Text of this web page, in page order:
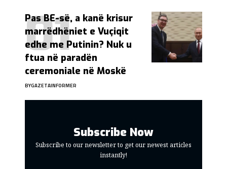
Pas BE-së, a kanë krisur
marrëdhëniet e Vuçiqit
edhe me Putinin? Nuk u
ftua në paradën
ceremoniale në Moskë
BYGAZETAINFORMER
Subscribe Now
Subscribe to our newsletter to get our newest articles
instantly!